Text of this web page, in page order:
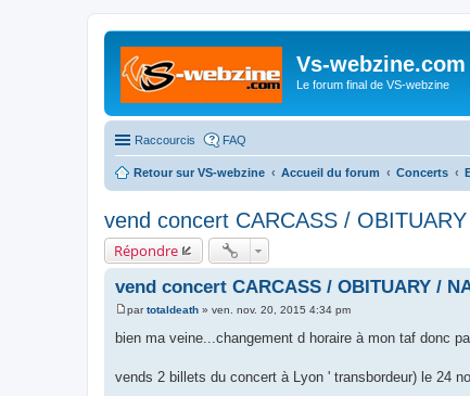
Vs-webzine.com
Le forum final de VS-webzine
Raccourcis FAQ
Retour sur VS-webzine Accueil du forum Concerts
vend concert CARCASS /
Répondre
vend concert CARCASS / OBITUARY /
M
s
g
partotaldeath » ven. nov. 20, 2015 4:34 pm
bien ma veine...changement d horaire à mon taf donc
vends 2 billets du concert à Lyon ' transbordeur) le 24